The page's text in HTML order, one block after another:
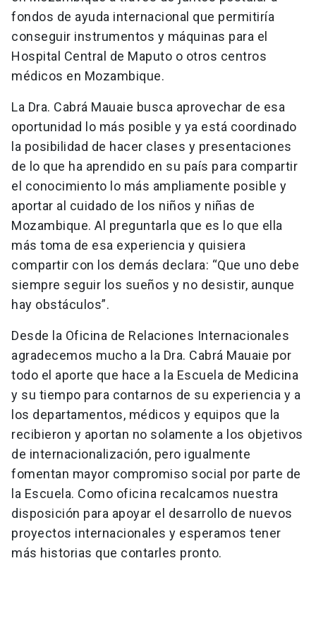
fondos de ayuda internacional que permitiría
conseguir instrumentos y máquinas para el
Hospital Central de Maputo o otros centros
médicos en Mozambique.
La Dra. Cabrá Mauaie busca aprovechar de esa
oportunidad lo más posible y ya está coordinado
la posibilidad de hacer clases y presentaciones
de lo que ha aprendido en su país para compartir
el conocimiento lo más ampliamente posible y
aportar al cuidado de los niños y niñas de
Mozambique. Al preguntarla que es lo que ella
más toma de esa experiencia y quisiera
compartir con los demás declara: “Que uno debe
siempre seguir los sueños y no desistir, aunque
hay obstáculos”.
Desde la Oficina de Relaciones Internacionales
agradecemos mucho a la Dra. Cabrá Mauaie por
todo el aporte que hace a la Escuela de Medicina
y su tiempo para contarnos de su experiencia y a
los departamentos, médicos y equipos que la
recibieron y aportan no solamente a los objetivos
de internacionalización, pero igualmente
fomentan mayor compromiso social por parte de
la Escuela. Como oficina recalcamos nuestra
disposición para apoyar el desarrollo de nuevos
proyectos internacionales y esperamos tener
más historias que contarles pronto.